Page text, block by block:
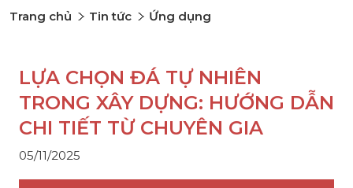
Trang chủ Tin tức Ứng dụng
LỰA CHỌN ĐÁ TỰ NHIÊN
TRONG XÂY DỰNG: HƯỚNG DẪN
CHI TIẾT TỪ CHUYÊN GIA
05/11/2025